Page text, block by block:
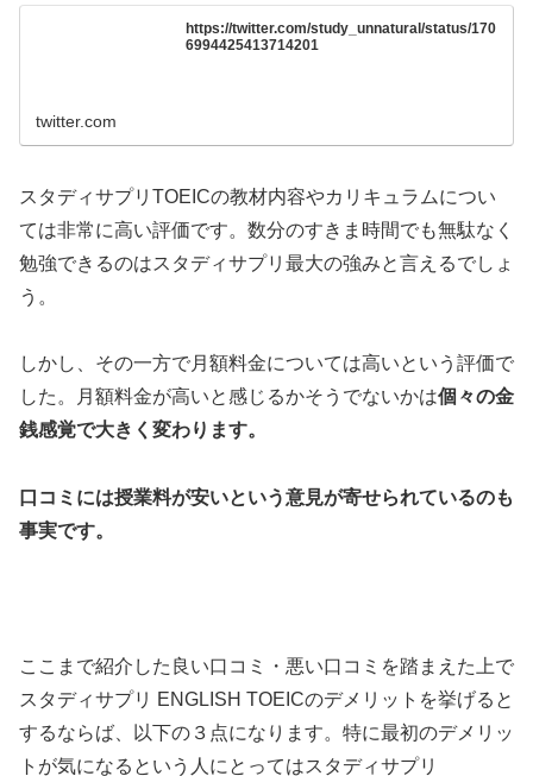
https://twitter.com/study_unnatural/status/170
6994425413714201
twitter.com
スタディサプリTOEICの教材内容やカリキュラムについ
ては非常に高い評価です。数分のすきま時間でも無駄なく
勉強できるのはスタディサプリ最大の強みと言えるでしょ
う。
しかし、その一方で月額料金については高いという評価で
した。月額料金が高いと感じるかそうでないかは個々の金
銭感覚で大きく変わります。
口コミには授業料が安いという意見が寄せられているのも
事実です。
ここまで紹介した良い口コミ・悪い口コミを踏まえた上で
スタディサプリ ENGLISH TOEICのデメリットを挙げると
するならば、以下の３点になります。特に最初のデメリッ
トが気になるという人にとってはスタディサプリ